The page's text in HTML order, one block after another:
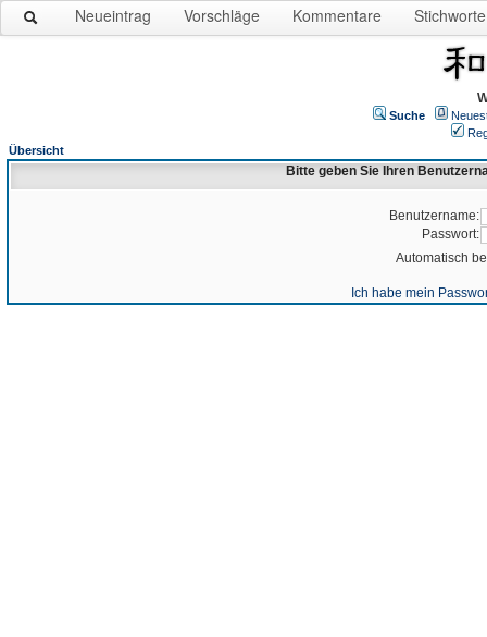
Neueintrag Vorschläge Kommentare Stichworte
Suche
Übersicht
Bitte geben Sie Ihren
Benutzername:
Passwort:
Automatisch
Ich habe mein